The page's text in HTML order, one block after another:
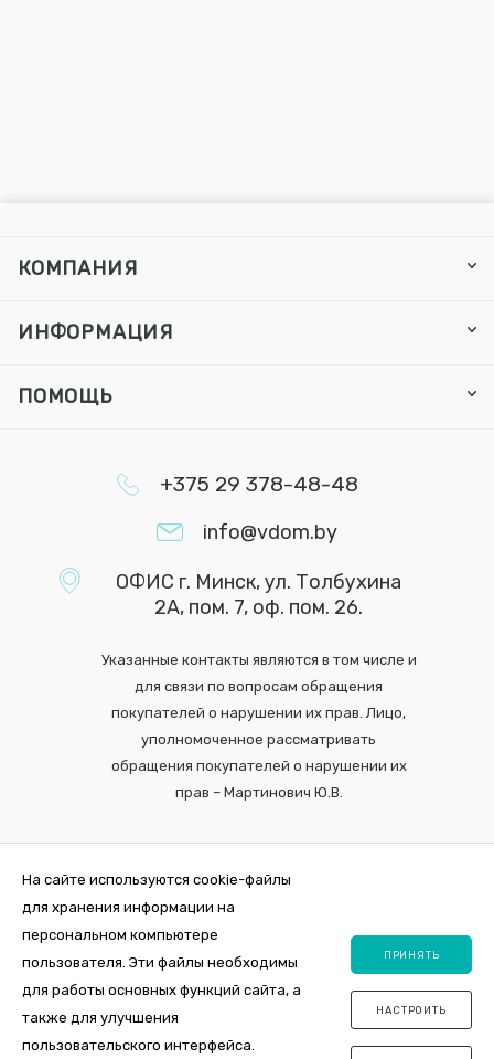
КОМПАНИЯ
ИНФОРМАЦИЯ
ПОМОЩЬ
+375 29 378-48-48
info@vdom.by
ОФИС г. Минск, ул. Толбухина
2А, пом. 7, оф. пом. 26.
Указанные контакты являются в том числе и
для связи по вопросам обращения
покупателей о нарушении их прав. Лицо,
уполномоченное рассматривать
обращения покупателей о нарушении их
прав – Мартинович Ю.В.
2026 © Интернет-магазин VDOM.by Регистрация в торговом реестре
№464356 от 31 октября 2019. ООО "ПосудаЛэнд", юр.адрес 220012,
На сайте используются cookie-файлы
для хранения информации на
персональном компьютере
пользователя. Эти файлы необходимы
для работы основных функций сайта, а
также для улучшения
пользовательского интерфейса.
ПРИНЯТЬ
НАСТРОИТЬ